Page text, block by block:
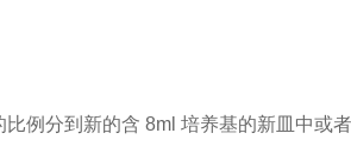
例分到新的含 8ml 培养基的新皿中或者